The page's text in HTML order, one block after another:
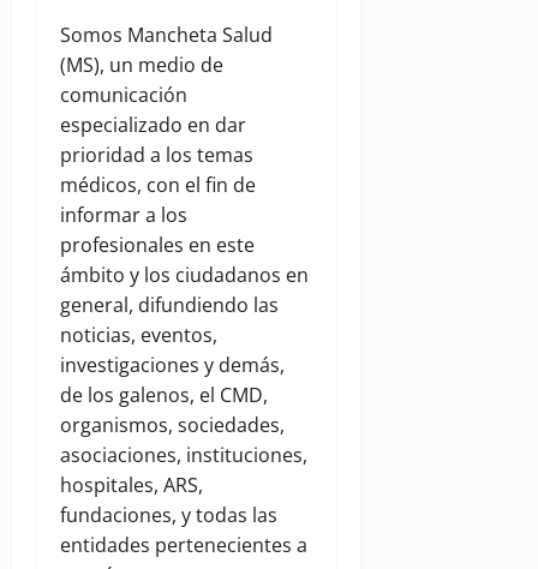
Somos Mancheta Salud
(MS), un medio de
comunicación
especializado en dar
prioridad a los temas
médicos, con el fin de
informar a los
profesionales en este
ámbito y los ciudadanos en
general, difundiendo las
noticias, eventos,
investigaciones y demás,
de los galenos, el CMD,
organismos, sociedades,
asociaciones, instituciones,
hospitales, ARS,
fundaciones, y todas las
entidades pertenecientes a